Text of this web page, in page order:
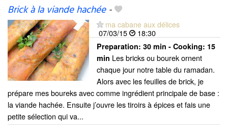
Brick à la viande hachée-
ma cabane aux délices
07/03/15
18:30
Preparation: 30 min - Cooking: 15
min Les bricks ou bourek ornent
chaque jour notre table du ramadan.
Alors avec les feuilles de brick, je
prépare mes boureks avec comme ingrédient principale de base :
la viande hachée. Ensuite j’ouvre les tiroirs à épices et fais une
petite sélection qui va...